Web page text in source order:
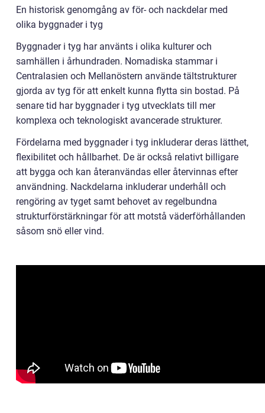
En historisk genomgång av för- och nackdelar med
olika byggnader i tyg
Byggnader i tyg har använts i olika kulturer och
samhällen i århundraden. Nomadiska stammar i
Centralasien och Mellanöstern använde tältstrukturer
gjorda av tyg för att enkelt kunna flytta sin bostad. På
senare tid har byggnader i tyg utvecklats till mer
komplexa och teknologiskt avancerade strukturer.
Fördelarna med byggnader i tyg inkluderar deras lätthet,
flexibilitet och hållbarhet. De är också relativt billigare
att bygga och kan återanvändas eller återvinnas efter
användning. Nackdelarna inkluderar underhåll och
rengöring av tyget samt behovet av regelbundna
strukturförstärkningar för att motstå väderförhållanden
såsom snö eller vind.